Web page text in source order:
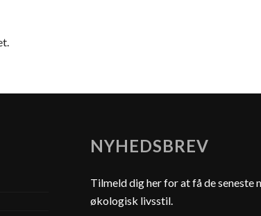
.
NYHEDSBREV
Tilmeld dig her for at få de seneste
økologisk livsstil.